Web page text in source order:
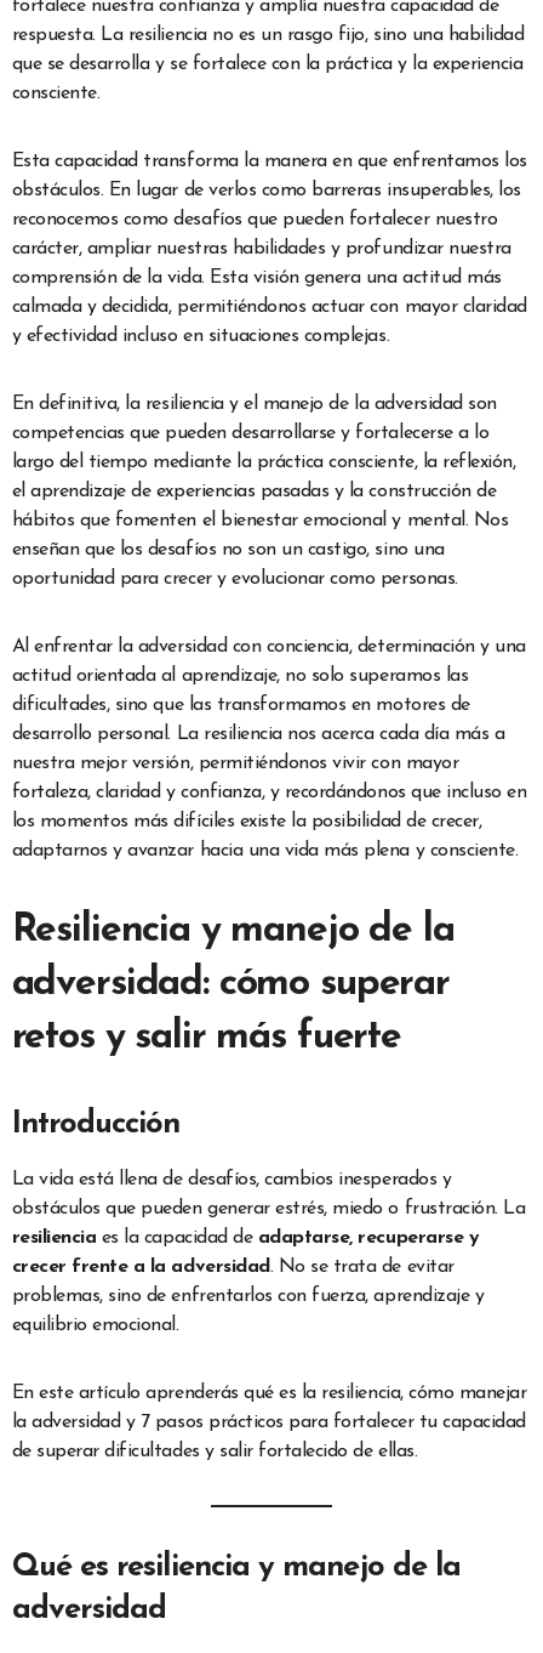
fortalece nuestra confianza y amplía nuestra capacidad de
respuesta. La resiliencia no es un rasgo fijo, sino una habilidad
que se desarrolla y se fortalece con la práctica y la experiencia
consciente.
Esta capacidad transforma la manera en que enfrentamos los
obstáculos. En lugar de verlos como barreras insuperables, los
reconocemos como desafíos que pueden fortalecer nuestro
carácter, ampliar nuestras habilidades y profundizar nuestra
comprensión de la vida. Esta visión genera una actitud más
calmada y decidida, permitiéndonos actuar con mayor claridad
y efectividad incluso en situaciones complejas.
En definitiva, la resiliencia y el manejo de la adversidad son
competencias que pueden desarrollarse y fortalecerse a lo
largo del tiempo mediante la práctica consciente, la reflexión,
el aprendizaje de experiencias pasadas y la construcción de
hábitos que fomenten el bienestar emocional y mental. Nos
enseñan que los desafíos no son un castigo, sino una
oportunidad para crecer y evolucionar como personas.
Al enfrentar la adversidad con conciencia, determinación y una
actitud orientada al aprendizaje, no solo superamos las
dificultades, sino que las transformamos en motores de
desarrollo personal. La resiliencia nos acerca cada día más a
nuestra mejor versión, permitiéndonos vivir con mayor
fortaleza, claridad y confianza, y recordándonos que incluso en
los momentos más difíciles existe la posibilidad de crecer,
adaptarnos y avanzar hacia una vida más plena y consciente.
Resiliencia y manejo de la
adversidad: cómo superar
retos y salir más fuerte
Introducción
La vida está llena de desafíos, cambios inesperados y
obstáculos que pueden generar estrés, miedo o frustración. La
resiliencia es la capacidad de adaptarse, recuperarse y
crecer frente a la adversidad. No se trata de evitar
problemas, sino de enfrentarlos con fuerza, aprendizaje y
equilibrio emocional.
En este artículo aprenderás qué es la resiliencia, cómo manejar
la adversidad y 7 pasos prácticos para fortalecer tu capacidad
de superar dificultades y salir fortalecido de ellas.
Qué es resiliencia y manejo de la
adversidad